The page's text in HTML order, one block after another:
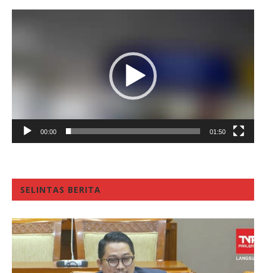
00:00 01:50
SELINTAS BERITA